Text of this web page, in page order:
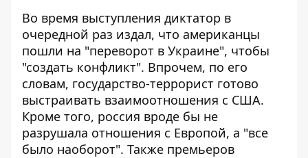
Во время выступления диктатор в
очередной раз издал, что американцы
пошли на "переворот в Украине", чтобы
"создать конфликт". Впрочем, по его
словам, государство-террорист готово
выстраивать взаимоотношения с США.
Кроме того, россия вроде бы не
разрушала отношения с Европой, а "все
было наоборот". Также премьеров